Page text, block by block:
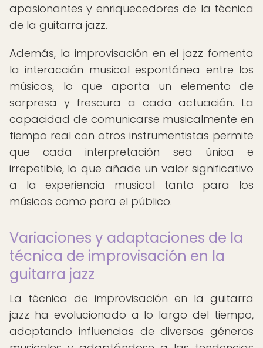
apasionantes y enriquecedores de la técnica
de la guitarra jazz.
Además, la improvisación en el jazz fomenta
la interacción musical espontánea entre los
músicos, lo que aporta un elemento de
sorpresa y frescura a cada actuación. La
capacidad de comunicarse musicalmente en
tiempo real con otros instrumentistas permite
que cada interpretación sea única e
irrepetible, lo que añade un valor significativo
a la experiencia musical tanto para los
músicos como para el público.
Variaciones y adaptaciones de la
técnica de improvisación en la
guitarra jazz
La técnica de improvisación en la guitarra
jazz ha evolucionado a lo largo del tiempo,
adoptando influencias de diversos géneros